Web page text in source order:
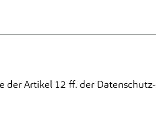
der Artikel 12 ff. der Datenschutz-